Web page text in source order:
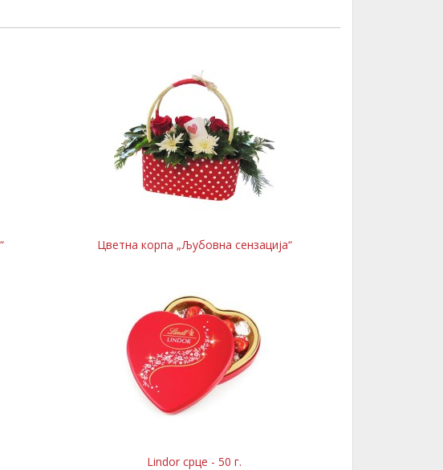
Цветна корпа „Љубовна сензација“
Lindor срце - 50 г.